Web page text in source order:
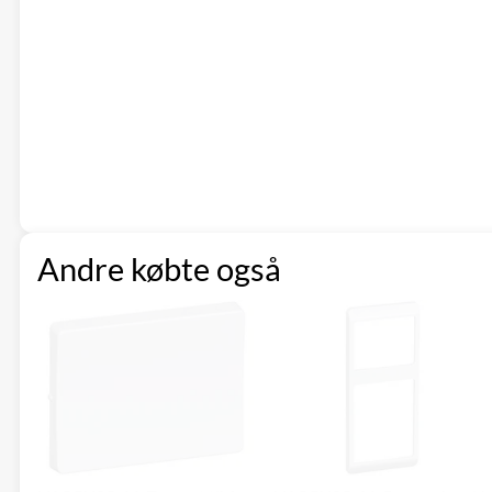
Andre købte også